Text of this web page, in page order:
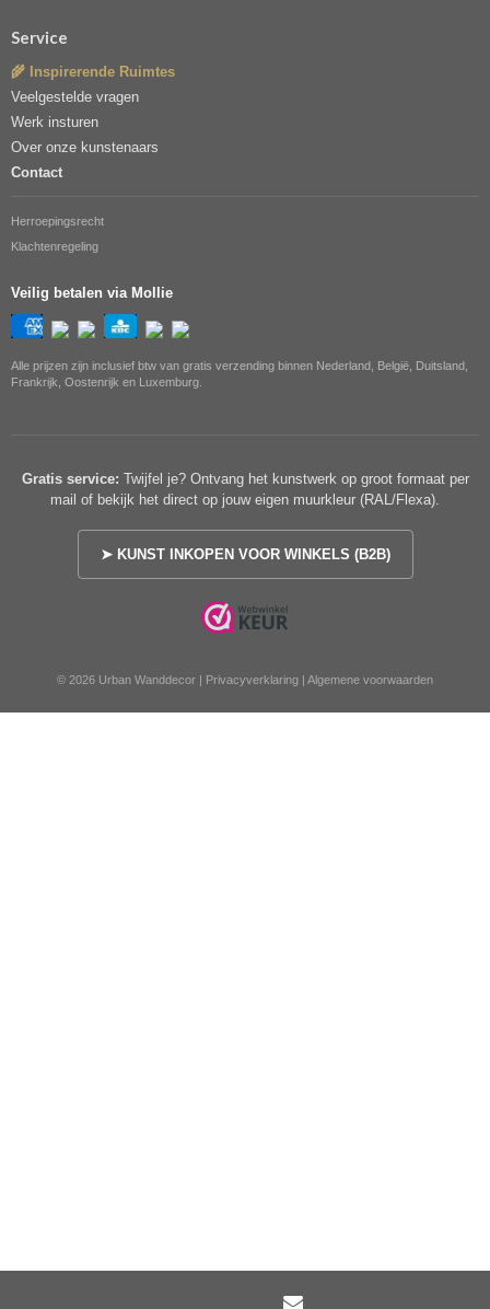
Service
🌾 Inspirerende Ruimtes
Veelgestelde vragen
Werk insturen
Over onze kunstenaars
Contact
Herroepingsrecht
Klachtenregeling
Veilig betalen via Mollie
Alle prijzen zijn inclusief btw van gratis verzending binnen Nederland, België, Duitsland,
Frankrijk, Oostenrijk en Luxemburg.
Gratis service: Twijfel je? Ontvang het kunstwerk op groot formaat per
mail of bekijk het direct op jouw eigen muurkleur (RAL/Flexa).
➤ KUNST INKOPEN VOOR WINKELS (B2B)
© 2026 Urban Wanddecor | Privacyverklaring | Algemene voorwaarden